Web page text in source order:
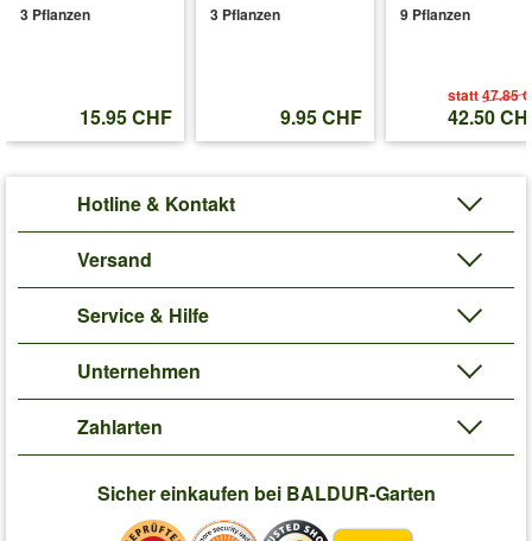
3 Pflanzen
15.95 CHF
3 Pflanzen
9.95 CHF
9 Pflanzen
statt47.85
42.50
Hotline & Kontakt
Versand
Service & Hilfe
Unternehmen
Zahlarten
Sicher einkaufen bei BALDUR-Garten